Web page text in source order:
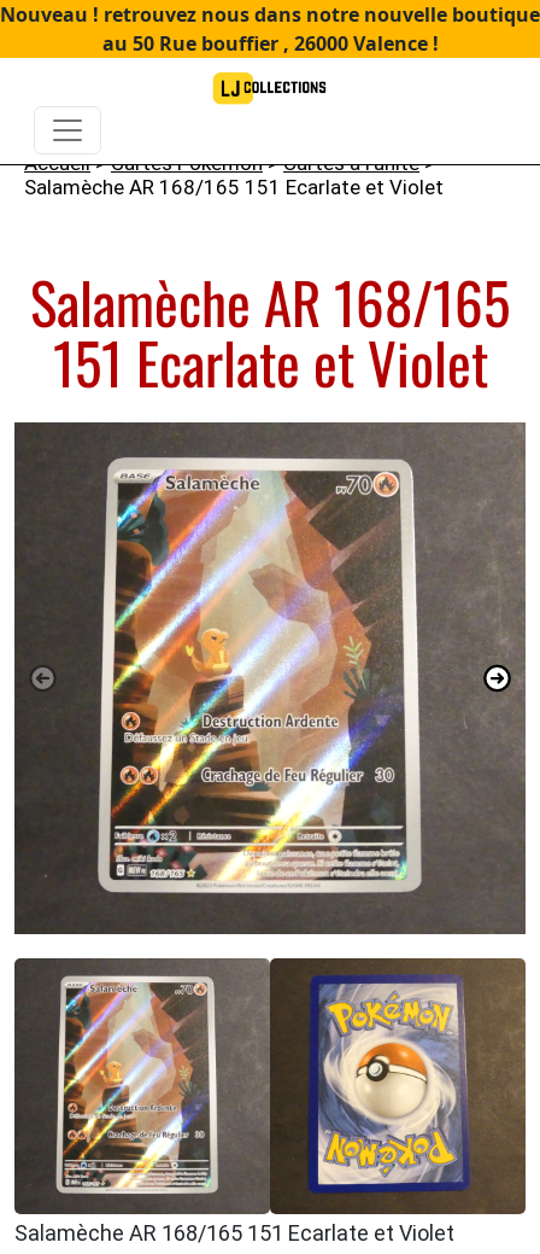
Nouveau ! retrouvez nous dans notre nouvelle boutique
au 50 Rue bouffier , 26000 Valence !
Accueil>Cartes Pokémon>Cartes à l'unité>
Salamèche AR 168/165 151 Ecarlate et Violet
Salamèche AR 168/165
151 Ecarlate et Violet
Salamèche AR 168/165 151 Ecarlate et Violet